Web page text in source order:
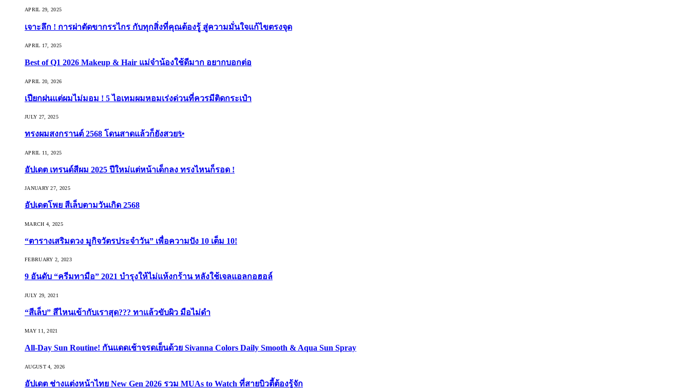
APRIL 29, 2025
เจาะลึก ! การผ่าตัดขากรรไกร กับทุกสิ่งที่คุณต้องรู้ สู่ความมั่นใจแก้ไขตรงจุด
APRIL 17, 2025
Best of Q1 2026 Makeup & Hair แม่จ๋าน้องใช้ดีมาก อยากบอกต่อ
APRIL 20, 2026
เปียกฝนแต่ผมไม่มอม ! 5 ไอเทมผมหอมเร่งด่วนที่ควรมีติดกระเป๋า
JULY 27, 2025
ทรงผมสงกรานต์ 2568 โดนสาดแล้วก็ยังสวย✨
APRIL 11, 2025
อัปเดต เทรนด์สีผม 2025 ปีใหม่แต่หน้าเด็กลง ทรงไหนก็รอด !
JANUARY 27, 2025
อัปเดตโพย สีเล็บตามวันเกิด 2568
MARCH 4, 2025
“ตารางเสริมดวง มูกิจวัตรประจำวัน” เพื่อความปัง 10 เต็ม 10!
FEBRUARY 2, 2023
9 อันดับ “ครีมทามือ” 2021 บำรุงให้ไม่แห้งกร้าน หลังใช้เจลแอลกอฮอล์
JULY 29, 2021
“สีเล็บ” สีไหนเข้ากับเราสุด??? ทาแล้วขับผิว มือไม่ดำ
MAY 11, 2021
All-Day Sun Routine! กันแดดเช้าจรดเย็นด้วย Sivanna Colors Daily Smooth & Aqua Sun Spray
AUGUST 4, 2026
อัปเดต ช่างแต่งหน้าไทย New Gen 2026 รวม MUAs to Watch ที่สายบิวตี้ต้องรู้จัก